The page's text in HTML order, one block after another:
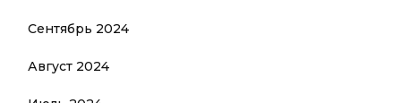
Сентябрь 2024
Август 2024